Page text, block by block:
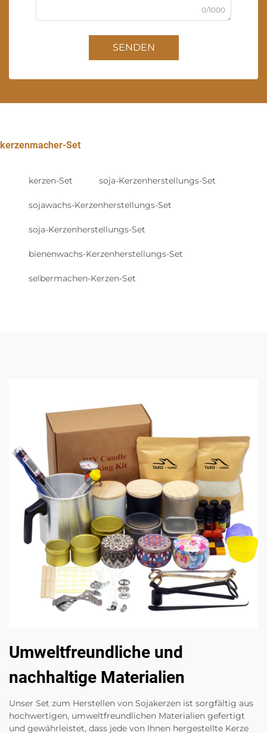
0/1000
SENDEN
kerzenmacher-Set
kerzen-Set soja-Kerzenherstellungs-Set
sojawachs-Kerzenherstellungs-Set
soja-Kerzenherstellungs-Set
bienenwachs-Kerzenherstellungs-Set
selbermachen-Kerzen-Set
Umweltfreundliche und
nachhaltige Materialien
Unser Set zum Herstellen von Sojakerzen ist sorgfältig aus
hochwertigen, umweltfreundlichen Materialien gefertigt
und gewährleistet, dass jede von Ihnen hergestellte Kerze